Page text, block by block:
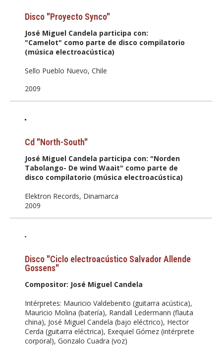
Disco "Proyecto Synco"
José Miguel Candela participa con:
"Camelot" como parte de disco compilatorio
(música electroacústica)
Sello Pueblo Nuevo, Chile
2009
Cd "North-South"
José Miguel Candela participa con: "Norden
Tabolango- De wind Waait" como parte de
disco compilatorio (música electroacústica)
Elektron Records, Dinamarca
2009
Disco "Ciclo electroacústico Salvador Allende
Gossens"
Compositor: José Miguel Candela
Intérpretes: Mauricio Valdebenito (guitarra acústica),
Mauricio Molina (batería), Randall Ledermann (flauta
china), José Miguel Candela (bajo eléctrico), Hector
Cerda (guitarra eléctrica), Exequiel Gómez (intérprete
corporal), Gonzalo Cuadra (voz)